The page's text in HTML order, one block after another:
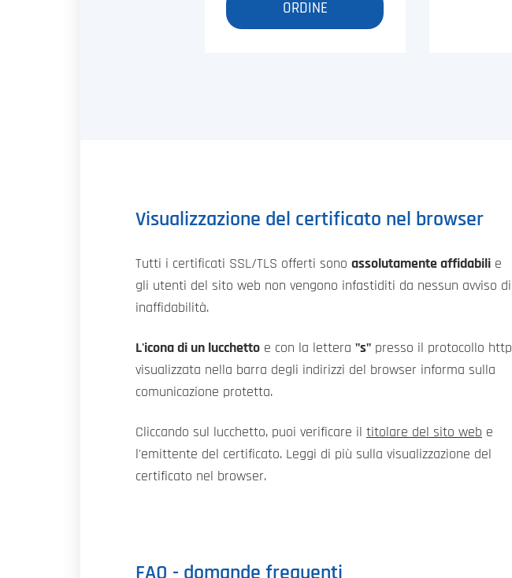
ORDINE
Visualizzazione del certificato nel browser
Tutti i certificati SSL/TLS offerti sono assolutamente affidabili e
gli utenti del sito web non vengono infastiditi da nessun avviso di
inaffidabilità.
L'icona di un lucchetto e con la lettera "s" presso il protocollo http
visualizzata nella barra degli indirizzi del browser informa sulla
comunicazione protetta.
Cliccando sul lucchetto, puoi verificare il titolare del sito web e
l'emittente del certificato. Leggi di più sulla visualizzazione del
certificato nel browser.
FAQ - domande frequenti